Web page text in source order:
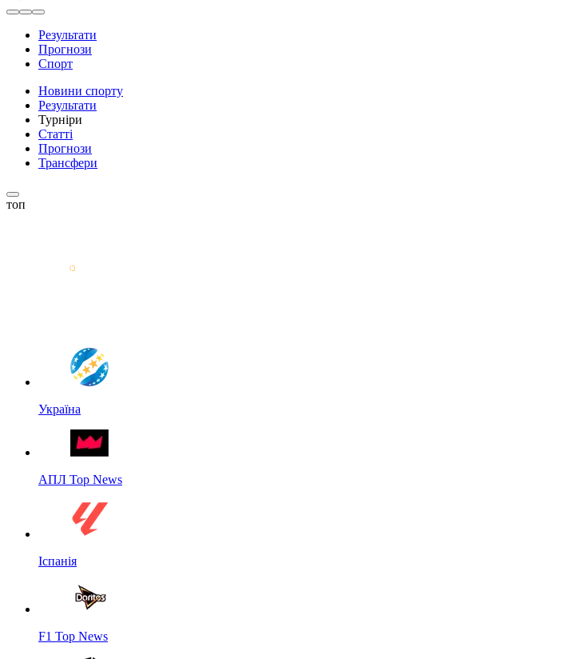
Результати
Прогнози
Спорт
Новини спорту
Результати
Турніри
Статті
Прогнози
Трансфери
топ
Україна
АПЛ Top News
Іспанія
F1 Top News